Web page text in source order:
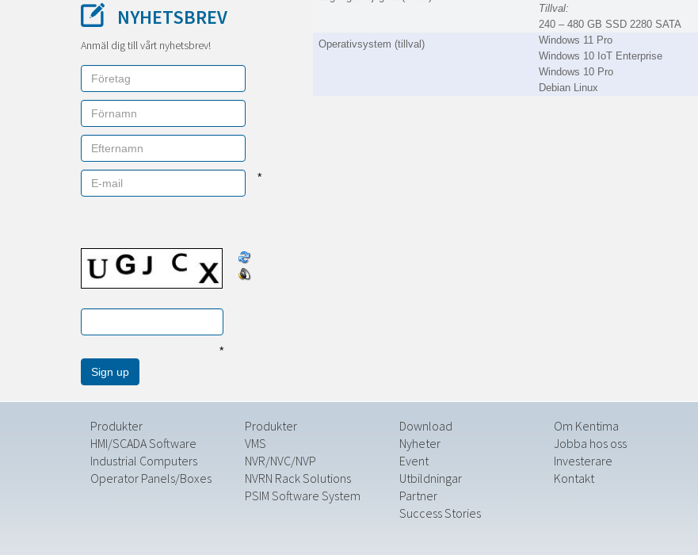
NYHETSBREV
Anmäl dig till vårt nyhetsbrev!
*
*
Tillval:
240 – 480 GB SSD 2280 SATA
Operativsystem (tillval)
Windows 11 Pro
Windows 10 IoT Enterprise
Windows 10 Pro
Debian Linux
Produkter
HMI/SCADA Software
Industrial Computers
Operator Panels/Boxes
Produkter
VMS
NVR/NVC/NVP
NVRN Rack Solutions
PSIM Software System
Download
Nyheter
Event
Utbildningar
Partner
Success Stories
Om Kentima
Jobba hos oss
Investerare
Kontakt